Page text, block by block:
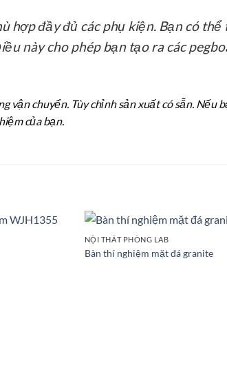
hợp đầy đủ các phụ kiện. Bạn có
này cho phép bạn tạo ra các
vận chuyển. Tùy chỉnh sản xuất có sẵn.
của bạn.
NỘI THẤT PHÒNG LAB
Bàn thí nghiệm mặt đá granite